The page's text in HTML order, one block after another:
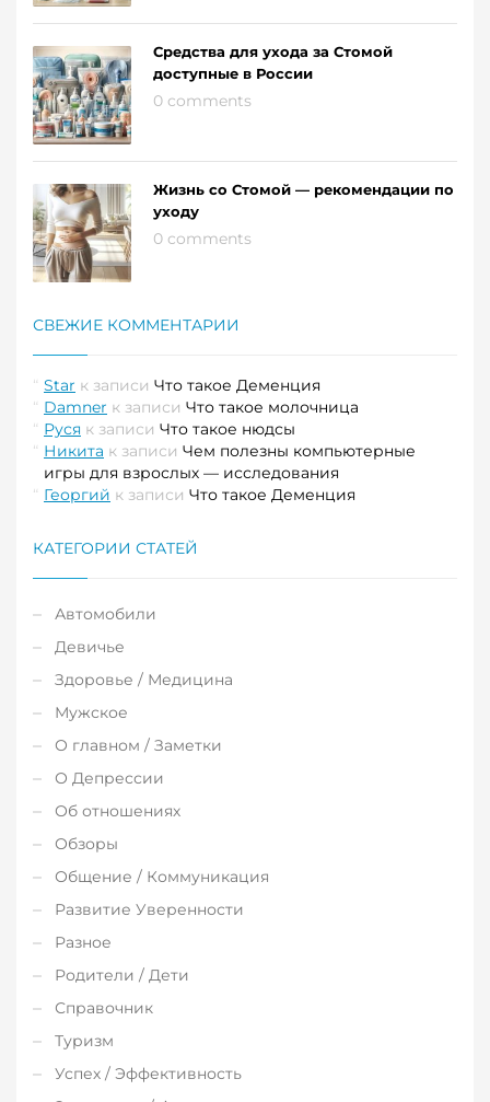
Средства для ухода за Стомой
доступные в России
0 comments
Жизнь со Стомой — рекомендации по
уходу
0 comments
СВЕЖИЕ КОММЕНТАРИИ
Star к записи Что такое Деменция
Damner к записи Что такое молочница
Руся к записи Что такое нюдсы
Никита к записи Чем полезны компьютерные
игры для взрослых — исследования
Георгий к записи Что такое Деменция
КАТЕГОРИИ СТАТЕЙ
Автомобили
Девичье
Здоровье / Медицина
Мужское
О главном / Заметки
О Депрессии
Об отношениях
Обзоры
Общение / Коммуникация
Развитие Уверенности
Разное
Родители / Дети
Справочник
Туризм
Успех / Эффективность